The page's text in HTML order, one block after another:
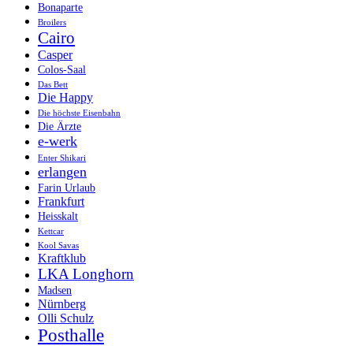
Bonaparte
Broilers
Cairo
Casper
Colos-Saal
Das Bett
Die Happy
Die höchste Eisenbahn
Die Ärzte
e-werk
Enter Shikari
erlangen
Farin Urlaub
Frankfurt
Heisskalt
Kettcar
Kool Savas
Kraftklub
LKA Longhorn
Madsen
Nürnberg
Olli Schulz
Posthalle